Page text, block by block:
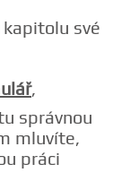
kapitolu své
,
správnou
mluvíte,
práci